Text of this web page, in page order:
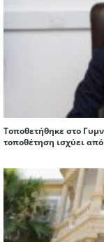
Τοποθετήθηκε στο
τοποθέτηση ισχύει